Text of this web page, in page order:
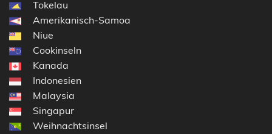
Tokelau
Amerikanisch-Samoa
Niue
Cookinseln
Kanada
Indonesien
Malaysia
Singapur
Weihnachtsinsel